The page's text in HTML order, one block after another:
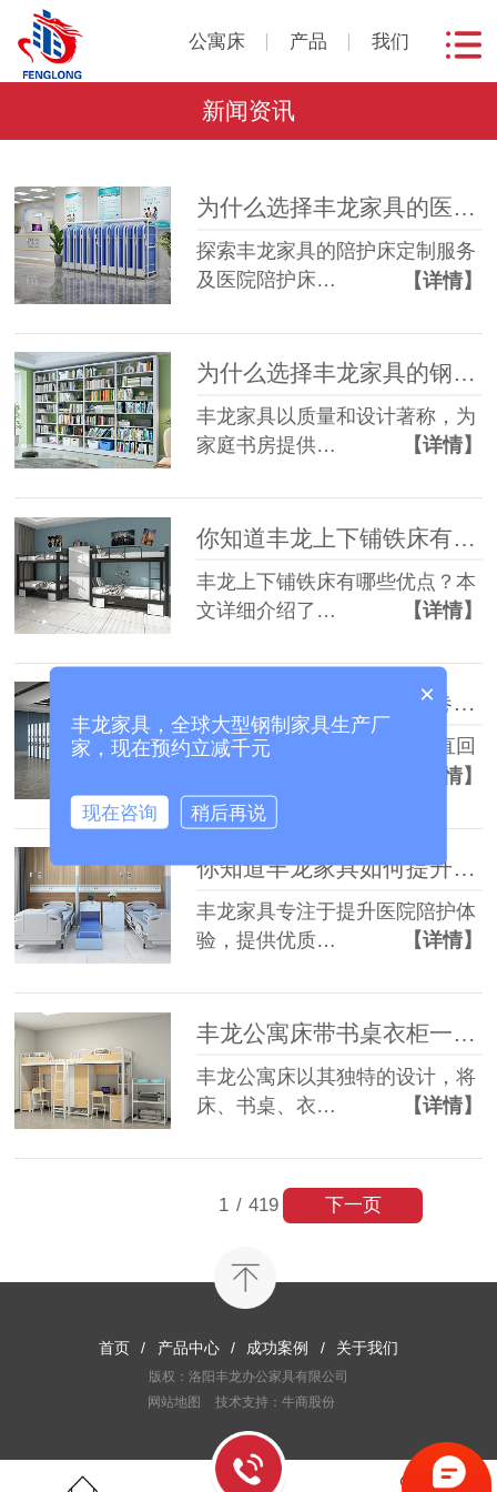
公寓床 产品 我们
新闻资讯
为什么选择丰龙家具的医院陪护床？
探索丰龙家具的陪护床定制服务
及医院陪护床…
【详情】
为什么选择丰龙家具的钢制书架？
丰龙家具以质量和设计著称，为
家庭书房提供…
【详情】
你知道丰龙上下铺铁床有哪些优势吗？
丰龙上下铺铁床有哪些优点？本
文详细介绍了…
【详情】
为什么选择丰龙智能案卷柜和垂直回转柜？
丰龙提供的智能案卷柜和垂直回
【详情】
你知道丰龙家具如何提升陪护体验吗？
丰龙家具专注于提升医院陪护体
验，提供优质…
【详情】
丰龙公寓床带书桌衣柜一体，为何备受青睐？
丰龙公寓床以其独特的设计，将
床、书桌、衣…
【详情】
1 / 419 下一页
首页 / 产品中心 / 成功案例 / 关于我们
版权：洛阳丰龙办公家具有限公司
网站地图
技术支持：牛商股份
×
丰龙家具，全球大型钢制家具生产厂
家，现在预约立减千元
现在咨询 稍后再说